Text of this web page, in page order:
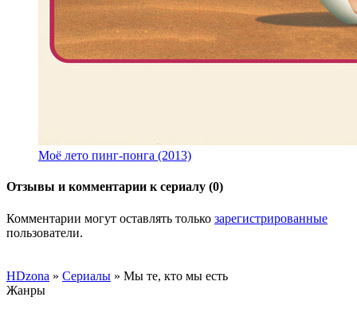
Моё лето пинг-понга (2013)
Отзывы и комментарии к сериалу (0)
Комментарии могут оставлять только зарегистрированные
пользователи.
HDzona » Сериалы » Мы те, кто мы есть
Жанры